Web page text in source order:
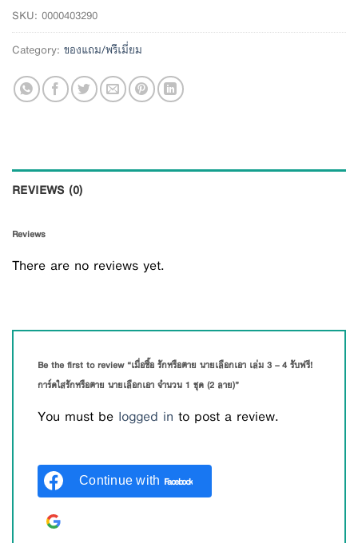
SKU: 0000403290
Category: ของแถม/พรีเมี่ยม
REVIEWS (0)
Reviews
There are no reviews yet.
Be the first to review “เมื่อซื้อ รักหรือตาย นายเลือกเอา เล่ม 3 – 4 รับฟรี!
การ์ดใสรักหรือตาย นายเลือกเอา จำนวน 1 ชุด (2 ลาย)”
You must be logged in to post a review.
Continue with Facebook